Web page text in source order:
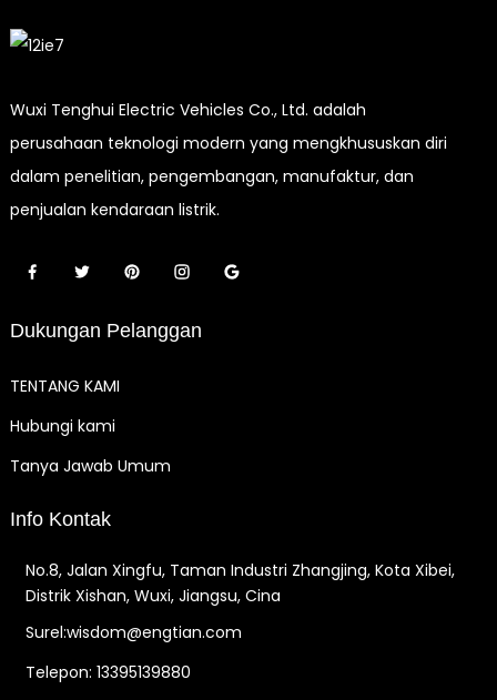
Wuxi Tenghui Electric Vehicles Co., Ltd. adalah
perusahaan teknologi modern yang mengkhususkan diri
dalam penelitian, pengembangan, manufaktur, dan
penjualan kendaraan listrik.
Dukungan Pelanggan
TENTANG KAMI
Hubungi kami
Tanya Jawab Umum
Info Kontak
No.8, Jalan Xingfu, Taman Industri Zhangjing, Kota Xibei,
Distrik Xishan, Wuxi, Jiangsu, Cina
Surel:wisdom@engtian.com
Telepon: 13395139880